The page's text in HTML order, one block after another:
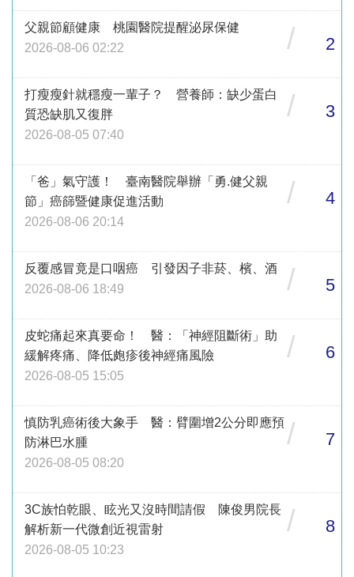
父親節顧健康 桃園醫院提醒泌尿保健
2026-08-06 02:22
/ 2
打瘦瘦針就穩瘦一輩子？ 營養師：缺少蛋白
質恐缺肌又復胖
2026-08-05 07:40
/ 3
「爸」氣守護！ 臺南醫院舉辦「勇.健父親
節」癌篩暨健康促進活動
2026-08-06 20:14
/ 4
反覆感冒竟是口咽癌 引發因子非菸、檳、酒
2026-08-06 18:49
/ 5
皮蛇痛起來真要命！ 醫：「神經阻斷術」助
緩解疼痛、降低皰疹後神經痛風險
2026-08-05 15:05
/ 6
慎防乳癌術後大象手 醫：臂圍增2公分即應預
防淋巴水腫
2026-08-05 08:20
/ 7
3C族怕乾眼、眩光又沒時間請假 陳俊男院長
解析新一代微創近視雷射
2026-08-05 10:23
/ 8